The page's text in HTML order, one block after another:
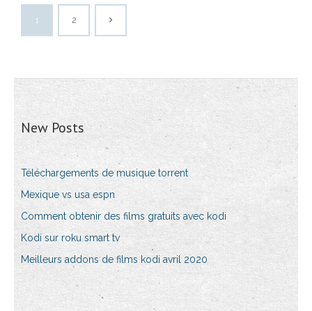
1 2
New Posts
Téléchargements de musique torrent
Mexique vs usa espn
Comment obtenir des films gratuits avec kodi
Kodi sur roku smart tv
Meilleurs addons de films kodi avril 2020